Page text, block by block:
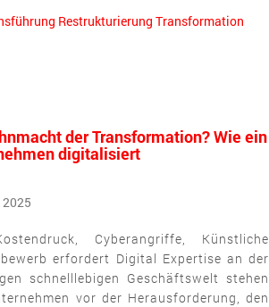
Restrukturierung Transformation
der Transformation? Wie ein
digitalisiert
Cyberangriffe, Künstliche
erfordert Digital Expertise an der
schnelllebigen Geschäftswelt stehen
vor der Herausforderung, den